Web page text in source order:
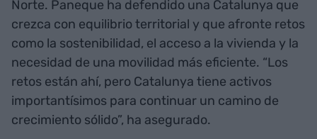
Norte. Paneque ha defendido una Catalunya que
crezca con equilibrio territorial y que afronte retos
como la sostenibilidad, el acceso a la vivienda y la
necesidad de una movilidad más eficiente. “Los
retos están ahí, pero Catalunya tiene activos
importantísimos para continuar un camino de
crecimiento sólido”, ha asegurado.